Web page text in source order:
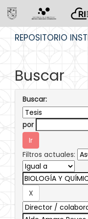
REPOSITORIO
Buscar
Buscar:
por
Filtros actuales: